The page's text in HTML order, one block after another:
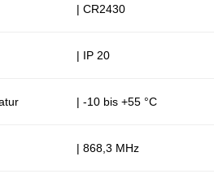
| CR2430
| IP 20
| -10 bis +55 °C
| 868,3 MHz